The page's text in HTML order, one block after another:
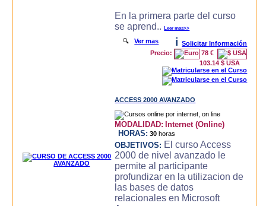
En la primera parte del curso
se aprend..Leer mas>>
🔍Ver mas i
Solicitar Información
Precio:
78 €
103.14 $ USA
ACCESS 2000 AVANZADO
MODALIDAD: Internet (Online)
HORAS: 30 horas
OBJETIVOS: El curso Access
2000 de nivel avanzado le
permite al participante
profundizar en la utilizacion de
las bases de datos
relacionales en Microsoft